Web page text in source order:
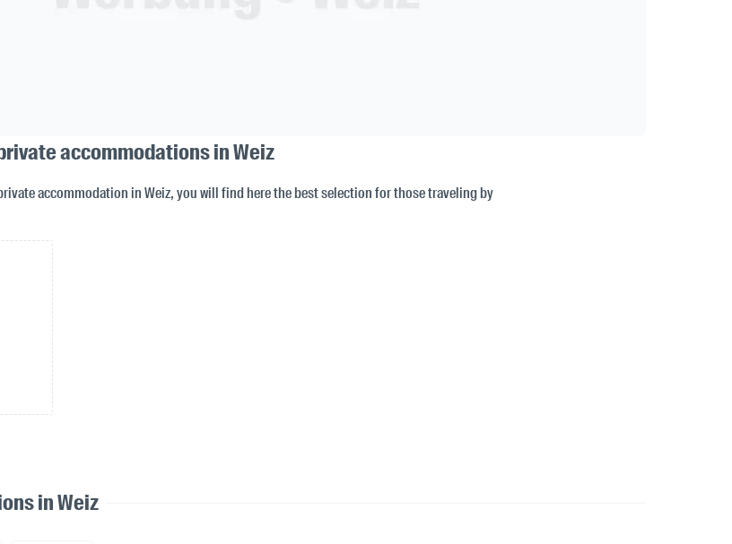
accommodations in Weiz
accommodation in Weiz, you will find here the best selection for those traveling by
in Weiz